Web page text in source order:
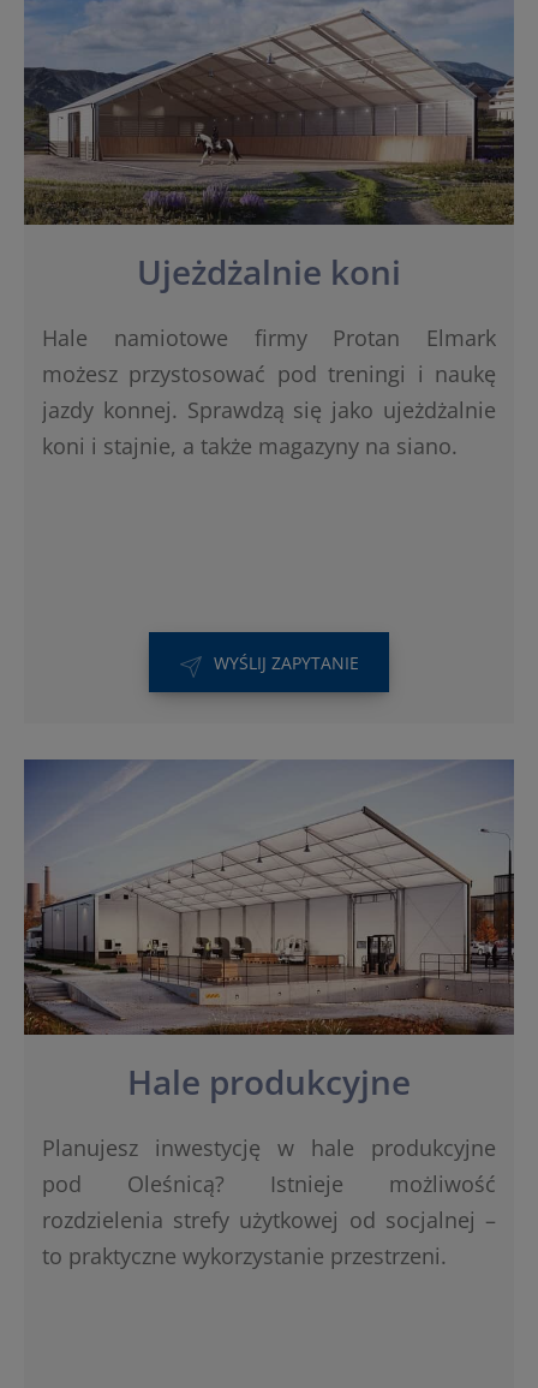
Ujeżdżalnie koni
Hale namiotowe firmy Protan Elmark
możesz przystosować pod treningi i naukę
jazdy konnej. Sprawdzą się jako ujeżdżalnie
koni i stajnie, a także magazyny na siano.
WYŚLIJ ZAPYTANIE
Hale produkcyjne
Planujesz inwestycję w hale produkcyjne
pod Oleśnicą? Istnieje możliwość
rozdzielenia strefy użytkowej od socjalnej –
to praktyczne wykorzystanie przestrzeni.